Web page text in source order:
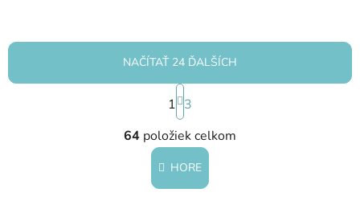
O
v
l
á
d
NAČÍTAŤ 24 ĎALŠÍCH
S
t
r
á
n
k
1 3
64 položiek celkom
HORE